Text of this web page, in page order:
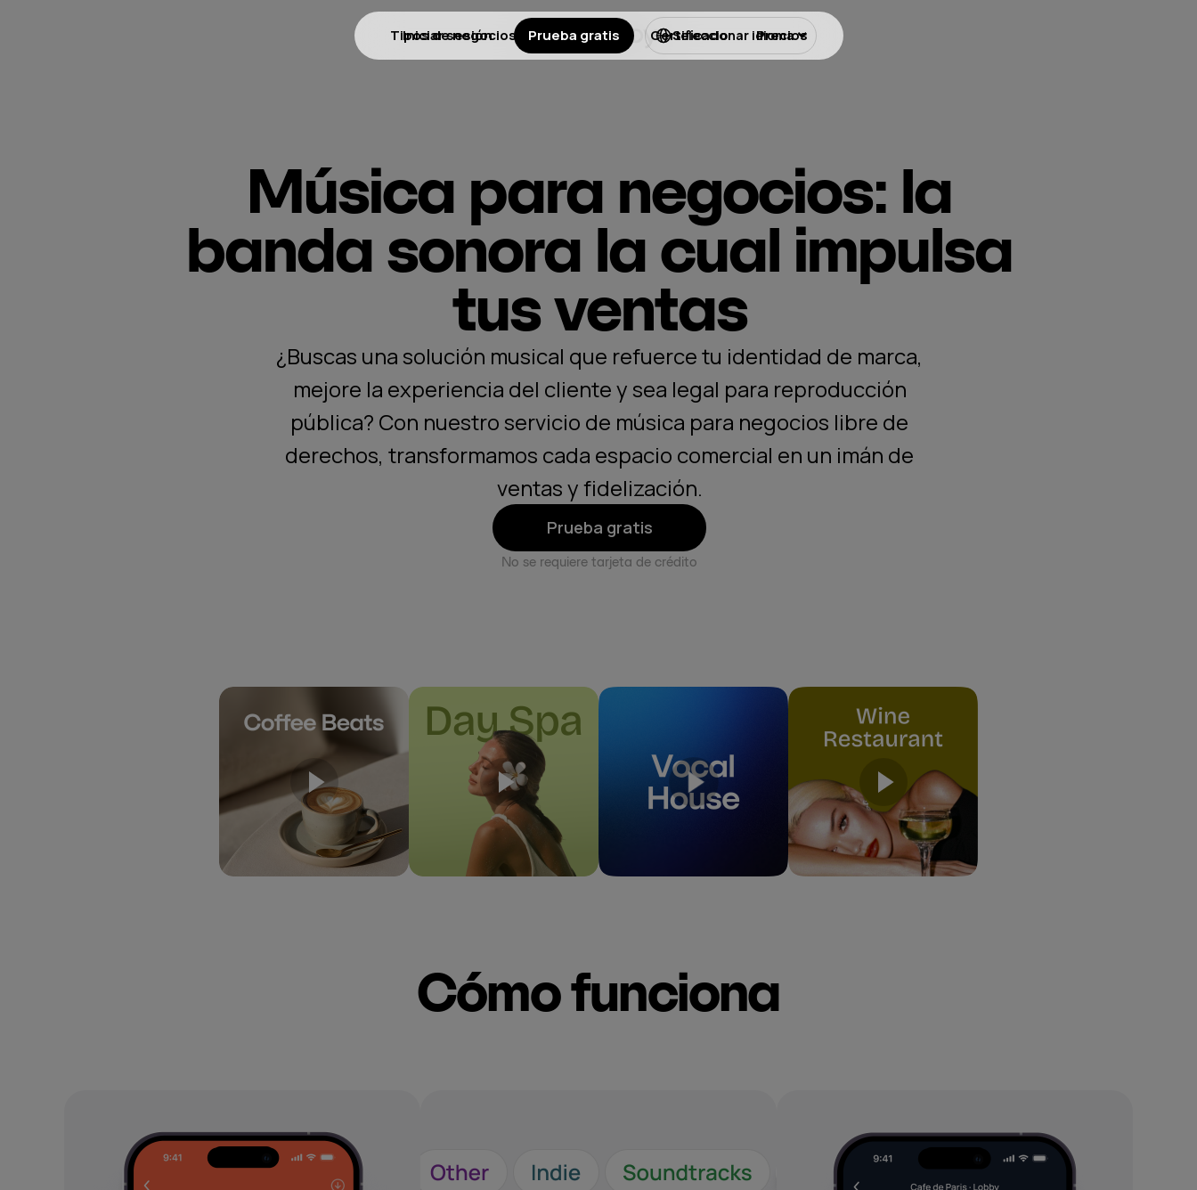
Música para negocios: la
banda sonora la cual impulsa
tus ventas
¿Buscas una solución musical que refuerce tu identidad de marca,
mejore la experiencia del cliente y sea legal para reproducción
pública? Con nuestro servicio de música para negocios libre de
derechos, transformamos cada espacio comercial en un imán de
ventas y fidelización.
Prueba gratis
No se requiere tarjeta de crédito
Cómo funciona
Tipos de negocios Licencias Certificado Precios
Iniciar sesión Prueba gratis Seleccionar idioma